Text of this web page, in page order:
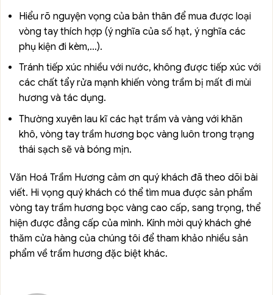
Hiểu rõ nguyện vọng của bản thân để mua được loại
vòng tay thích hợp (ý nghĩa của số hạt, ý nghĩa các
phụ kiện đi kèm,…).
Tránh tiếp xúc nhiều với nước, không được tiếp xúc với
các chất tẩy rửa mạnh khiến vòng trầm bị mất đi mùi
hương và tác dụng.
Thường xuyên lau kĩ các hạt trầm và vàng với khăn
khô, vòng tay trầm hương bọc vàng luôn trong trạng
thái sạch sẽ và bóng mịn.
Văn Hoá Trầm Hương cảm ơn quý khách đã theo dõi bài
viết. Hi vọng quý khách có thể tìm mua được sản phẩm
vòng tay trầm hương bọc vàng cao cấp, sang trọng, thể
hiện được đẳng cấp của mình. Kính mời quý khách ghé
thăm cửa hàng của chúng tôi để tham khảo nhiều sản
phẩm về trầm hương đặc biệt khác.